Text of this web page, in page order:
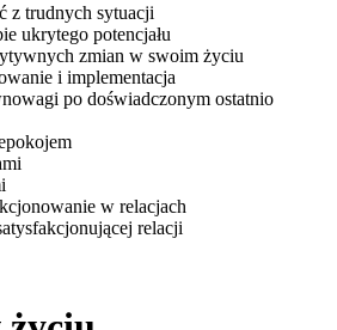
z trudnych sytuacji
ukrytego potencjału
zmian w swoim życiu
i implementacja
po doświadczonym ostatnio
w relacjach
relacji